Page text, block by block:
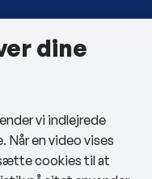
dine
vi indlejrede
Når en video vises
cookies til at